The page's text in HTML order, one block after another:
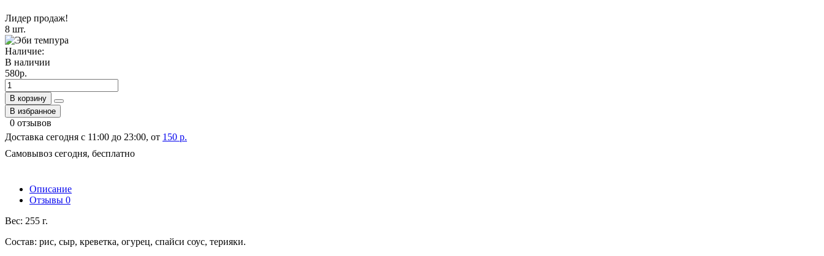
Лидер продаж!
8 шт.
Наличие:
В наличии
580р.
В корзину
В избранное
0 отзывов
Доставка сегодня с 11:00 до 23:00, от 150 р.
Самовывоз сегодня, бесплатно
Описание
Отзывы 0
Вес: 255 г.
Состав: рис, сыр, креветка, огурец, спайси соус, терияки.